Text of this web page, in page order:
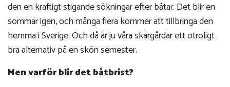
den en kraftigt stigande sökningar efter båtar. Det blir en
sommar igen, och många flera kommer att tillbringa den
hemma i Sverige. Och då är ju våra skärgårdar ett otroligt
bra alternativ på en skön semester.
Men varför blir det båtbrist?